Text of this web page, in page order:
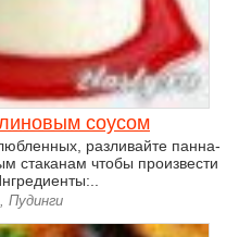
соусом
разливайте панна-
стаканам чтобы произвести
Пудинги